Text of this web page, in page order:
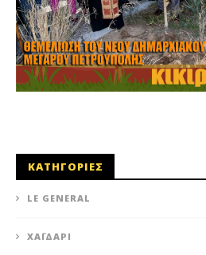
ΚΑΤΗΓΟΡΙΕΣ
LE GENERAL
XΑΪΔΆΡΙ